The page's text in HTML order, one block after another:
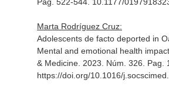
Marta Rodríguez Cruz:
Adolescents de facto deported in
Mental and emotional health
& Medicine. 2023. Núm. 326. Pag.
https://doi.org/10.1016/